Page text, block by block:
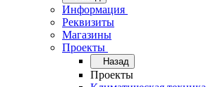
Информация
Реквизиты
Магазины
Проекты
Назад
Проекты